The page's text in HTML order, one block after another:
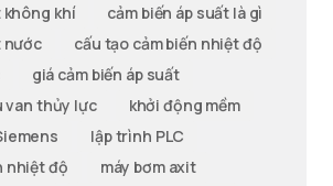
không khí
cảm biến áp suất là gì
nước
cấu tạo cảm biến nhiệt độ
giá cảm biến áp suất
van thủy lực
khởi động mềm
lập trình PLC
nhiệt độ
máy bơm axit